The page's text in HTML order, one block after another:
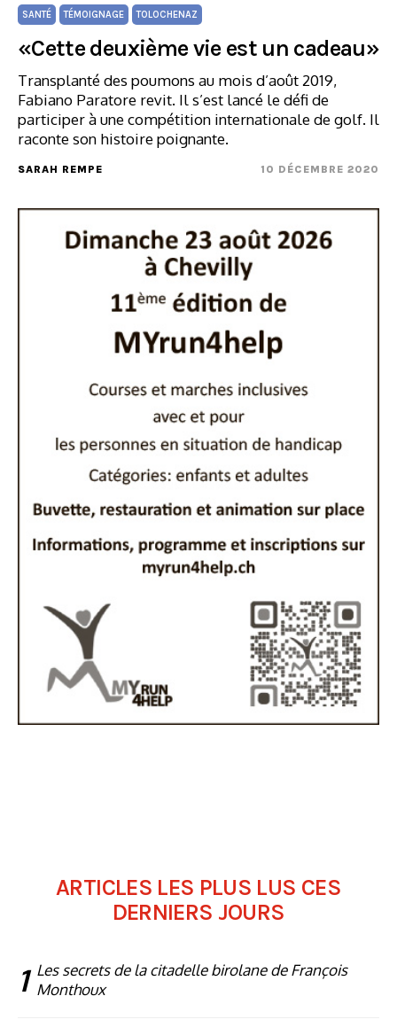
SANTÉ TÉMOIGNAGE TOLOCHENAZ
«Cette deuxième vie est un cadeau»
Transplanté des poumons au mois d’août 2019,
Fabiano Paratore revit. Il s’est lancé le défi de
participer à une compétition internationale de golf. Il
raconte son histoire poignante.
SARAH REMPE 10 DÉCEMBRE 2020
ARTICLES LES PLUS LUS CES
DERNIERS JOURS
1 Les secrets de la citadelle birolane de François
Monthoux